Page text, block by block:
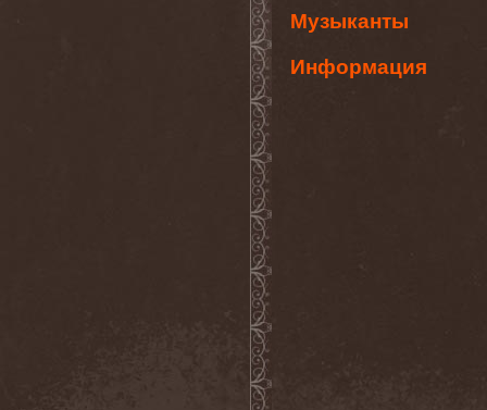
Музыканты
Информация